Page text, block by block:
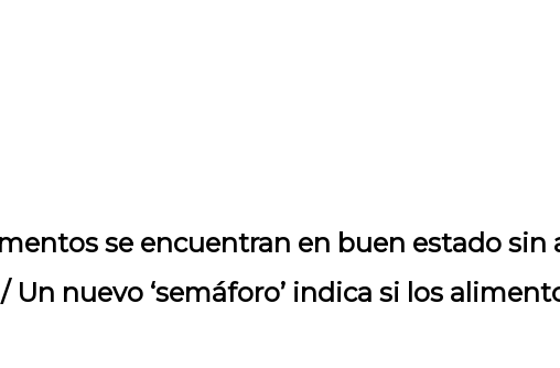
se encuentran en buen estado sin
/ Un nuevo ‘semáforo’ indica si los